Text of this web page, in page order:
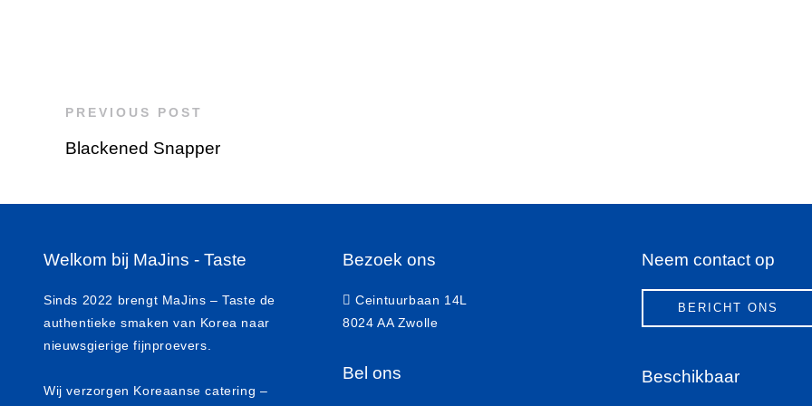
PREVIOUS POST
Blackened Snapper
Welkom bij MaJins - Taste
Sinds 2022 brengt MaJins – Taste de
authentieke smaken van Korea naar
nieuwsgierige fijnproevers.
Wij verzorgen Koreaanse catering –
Bezoek ons
Ceintuurbaan 14L
8024 AA Zwolle
Bel ons
Neem contact op
BERICHT ONS
Beschikbaar